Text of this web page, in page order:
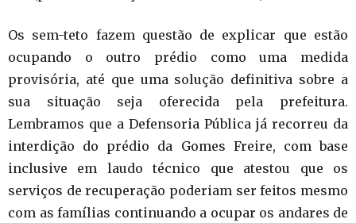
Os sem-teto fazem questão de explicar que estão
ocupando o outro prédio como uma medida
provisória, até que uma solução definitiva sobre a
sua situação seja oferecida pela prefeitura.
Lembramos que a Defensoria Pública já recorreu da
interdição do prédio da Gomes Freire, com base
inclusive em laudo técnico que atestou que os
serviços de recuperação poderiam ser feitos mesmo
com as famílias continuando a ocupar os andares de